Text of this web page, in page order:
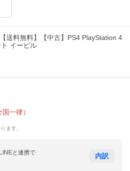
【送料無料】【中古】PS4 PlayStation 4
イービル
国一律）
ます。
と連携で 内訳